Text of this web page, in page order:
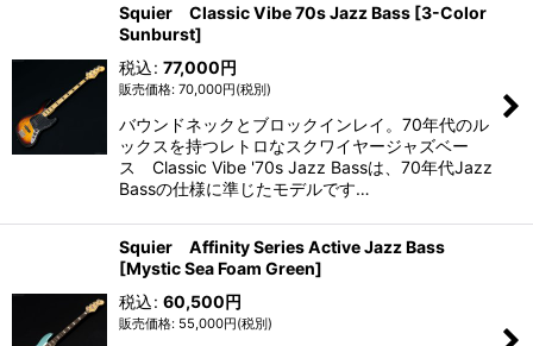
Squier Classic Vibe 70s Jazz Bass [3-Color
Sunburst]
70,000円(税別)
税込: 77,000円
バウンドネックとブロックインレイ。70年代のル
ックスを持つレトロなスクワイヤージャズベー
ス Classic Vibe '70s Jazz Bassは、70年代Jazz
Bassの仕様に準じたモデルです…
Squier Affinity Series Active Jazz Bass
[Mystic Sea Foam Green]
55,000円(税別)
税込: 60,500円